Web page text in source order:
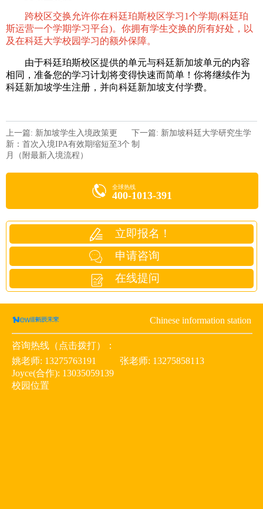
跨校区交换允许你在科廷珀斯校区学习1个学期(科廷珀
斯运营一个学期学习平台)。你拥有学生交换的所有好处，以
及在科廷大学校园学习的额外保障。
由于科廷珀斯校区提供的单元与科廷新加坡单元的内容
相同，准备您的学习计划将变得快速而简单！你将继续作为
科廷新加坡学生注册，并向科廷新加坡支付学费。
上一篇: 新加坡学生入境政策更
新：首次入境IPA有效期缩短至3个
月（附最新入境流程）
下一篇: 新加坡科廷大学研究生学
制
全球热线
400-1013-391
立即报名！
申请咨询
在线提问
Chinese information station
咨询热线（点击拨打）：
姚老师: 13275763191 张老师: 13275858113
Joyce(合作): 13035059139
校园位置